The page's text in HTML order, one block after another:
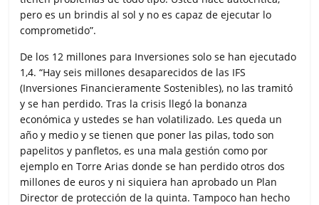
pero es un brindis al sol y no es capaz de ejecutar lo
comprometido”.
De los 12 millones para Inversiones solo se han ejecutado
1,4. “Hay seis millones desaparecidos de las IFS
(Inversiones Financieramente Sostenibles), no las tramitó
y se han perdido. Tras la crisis llegó la bonanza
económica y ustedes se han volatilizado. Les queda un
año y medio y se tienen que poner las pilas, todo son
papelitos y panfletos, es una mala gestión como por
ejemplo en Torre Arias donde se han perdido otros dos
millones de euros y ni siquiera han aprobado un Plan
Director de protección de la quinta. Tampoco han hecho